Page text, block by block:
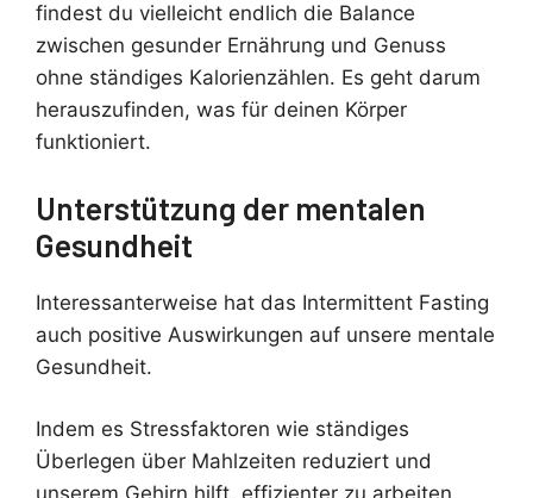
findest du vielleicht endlich die Balance
zwischen gesunder Ernährung und Genuss
ohne ständiges Kalorienzählen. Es geht darum
herauszufinden, was für deinen Körper
funktioniert.
Unterstützung der mentalen
Gesundheit
Interessanterweise hat das Intermittent Fasting
auch positive Auswirkungen auf unsere mentale
Gesundheit.
Indem es Stressfaktoren wie ständiges
Überlegen über Mahlzeiten reduziert und
unserem Gehirn hilft, effizienter zu arbeiten,